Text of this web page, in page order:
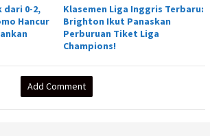
dari 0-2,
Hancur
Klasemen Liga Inggris Terbaru:
Brighton Ikut Panaskan
Perburuan Tiket Liga
Champions!
Add Comment